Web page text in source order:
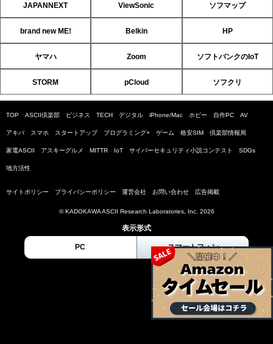
JAPANNEXT ViewSonic ソフマップ
brand new ME! Belkin HP
ヤマハ Zoom ソフトバンクのIoT
STORM pCloud ソフクリ
TOP ASCII倶楽部 ビジネス TECH デジタル iPhone/Mac ホビー 自作PC AV
アキバ スマホ スタートアップ プログラミング+ ゲーム 格安SIM 倶楽部情報局
家電ASCII アスキーグルメ MITTR IoT サイバーセキュリティ小説コンテスト SDGs
地方活性
サイトポリシー プライバシーポリシー 運営会社 お問い合わせ 広告掲載
© KADOKAWA ASCII Research Laboratories, Inc. 2026
表示形式
PC スマートフォン